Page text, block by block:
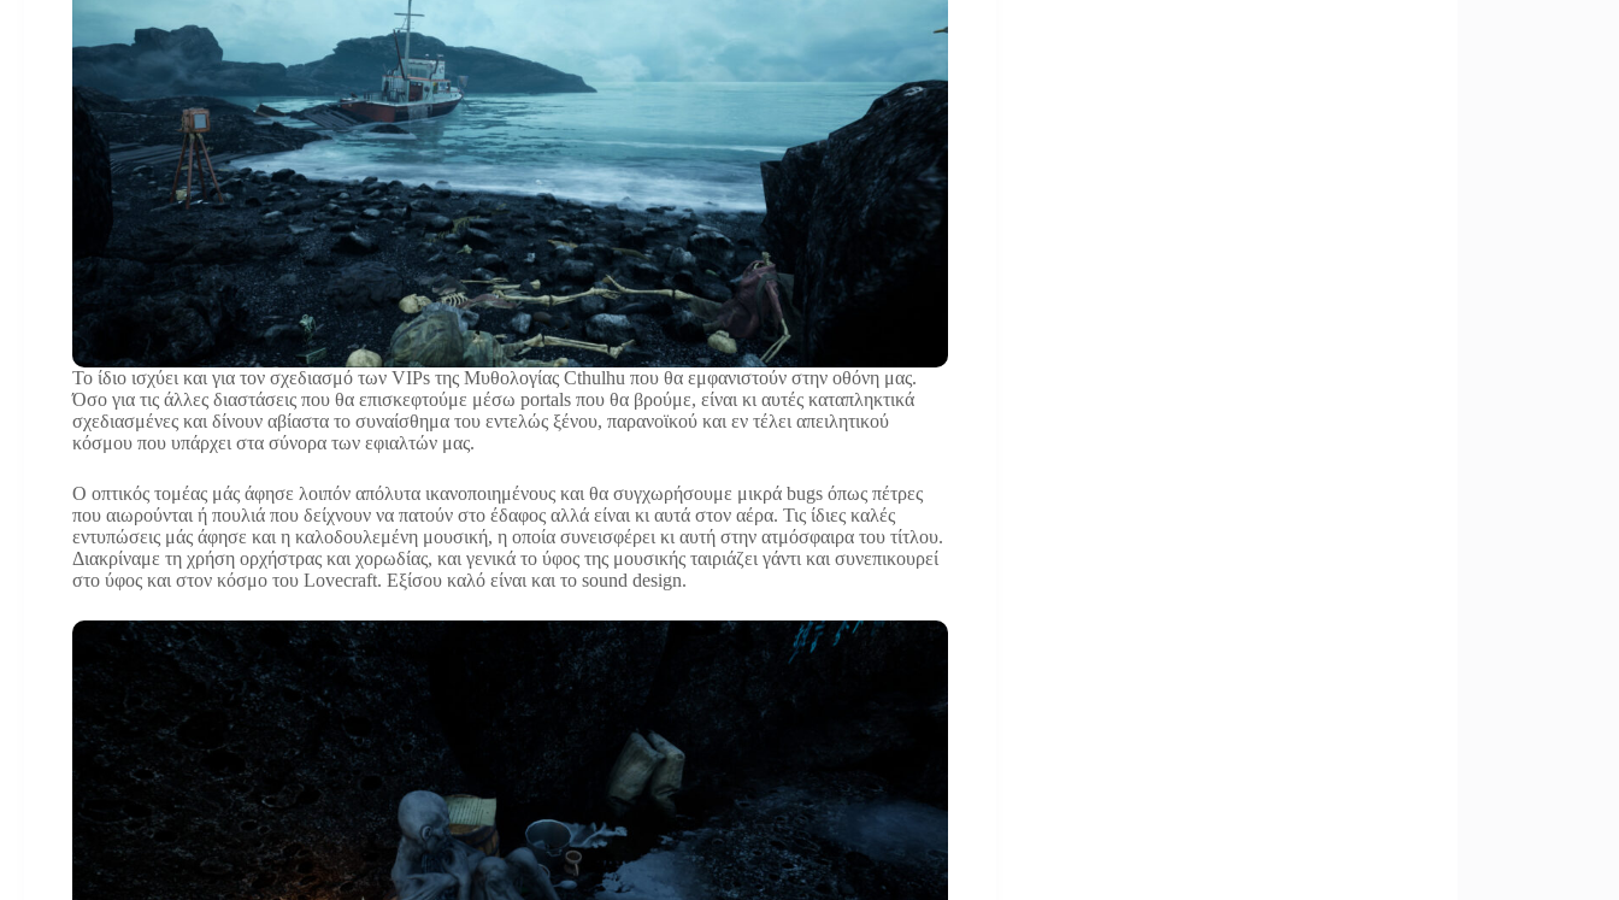
Το ίδιο ισχύει και για τον σχεδιασμό των VIPs της Μυθολογίας Cthulhu που θα εμφανιστούν στην οθόνη μας.
Όσο για τις άλλες διαστάσεις που θα επισκεφτούμε μέσω portals που θα βρούμε, είναι κι αυτές καταπληκτικά
σχεδιασμένες και δίνουν αβίαστα το συναίσθημα του εντελώς ξένου, παρανοϊκού και εν τέλει απειλητικού
κόσμου που υπάρχει στα σύνορα των εφιαλτών μας.
Ο οπτικός τομέας μάς άφησε λοιπόν απόλυτα ικανοποιημένους και θα συγχωρήσουμε μικρά bugs όπως πέτρες
που αιωρούνται ή πουλιά που δείχνουν να πατούν στο έδαφος αλλά είναι κι αυτά στον αέρα. Τις ίδιες καλές
εντυπώσεις μάς άφησε και η καλοδουλεμένη μουσική, η οποία συνεισφέρει κι αυτή στην ατμόσφαιρα του τίτλου.
Διακρίναμε τη χρήση ορχήστρας και χορωδίας, και γενικά το ύφος της μουσικής ταιριάζει γάντι και συνεπικουρεί
στο ύφος και στον κόσμο του Lovecraft. Εξίσου καλό είναι και το sound design.